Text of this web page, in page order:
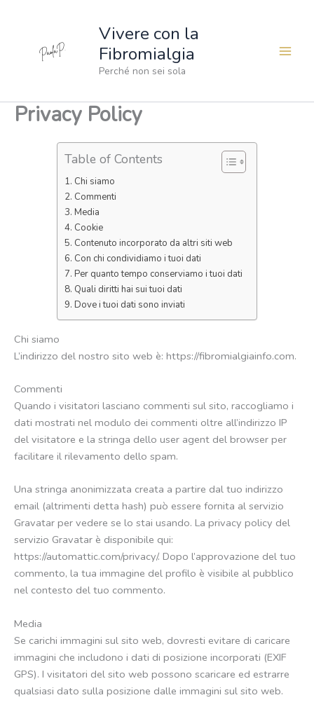
Vivere con la
Fibromialgia
Perché non sei sola
Privacy Policy
Table of Contents
Chi siamo
Commenti
Media
Cookie
Contenuto incorporato da altri siti web
Con chi condividiamo i tuoi dati
Per quanto tempo conserviamo i tuoi dati
Quali diritti hai sui tuoi dati
Dove i tuoi dati sono inviati
Chi siamo
L’indirizzo del nostro sito web è: https://fibromialgiainfo.com.
Commenti
Quando i visitatori lasciano commenti sul sito, raccogliamo i
dati mostrati nel modulo dei commenti oltre all’indirizzo IP
del visitatore e la stringa dello user agent del browser per
facilitare il rilevamento dello spam.
Una stringa anonimizzata creata a partire dal tuo indirizzo
email (altrimenti detta hash) può essere fornita al servizio
Gravatar per vedere se lo stai usando. La privacy policy del
servizio Gravatar è disponibile qui:
https://automattic.com/privacy/. Dopo l’approvazione del tuo
commento, la tua immagine del profilo è visibile al pubblico
nel contesto del tuo commento.
Media
Se carichi immagini sul sito web, dovresti evitare di caricare
immagini che includono i dati di posizione incorporati (EXIF
GPS). I visitatori del sito web possono scaricare ed estrarre
qualsiasi dato sulla posizione dalle immagini sul sito web.